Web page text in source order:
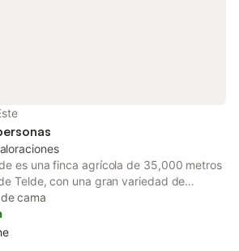
es una finca agrícola de 35,000 metros
Telde, con una gran variedad de
encontrar lugares con tanta naturaleza
este lugar ha sido restaurado y abierto al
dispone de 7 viviendas vacacionales,
cama